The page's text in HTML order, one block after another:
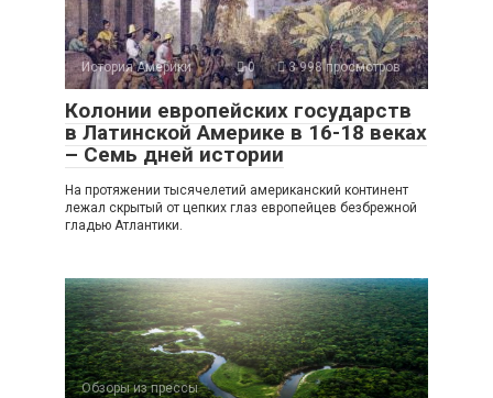
История Америки 0 3 998 просмотров
Колонии европейских государств
в Латинской Америке в 16-18 веках
– Семь дней истории
На протяжении тысячелетий американский континент
лежал скрытый от цепких глаз европейцев безбрежной
гладью Атлантики.
Обзоры из прессы